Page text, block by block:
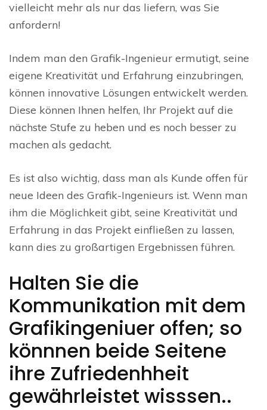
vielleicht mehr als nur das liefern, was Sie
anfordern!
Indem man den Grafik-Ingenieur ermutigt, seine
eigene Kreativität und Erfahrung einzubringen,
können innovative Lösungen entwickelt werden.
Diese können Ihnen helfen, Ihr Projekt auf die
nächste Stufe zu heben und es noch besser zu
machen als gedacht.
Es ist also wichtig, dass man als Kunde offen für
neue Ideen des Grafik-Ingenieurs ist. Wenn man
ihm die Möglichkeit gibt, seine Kreativität und
Erfahrung in das Projekt einfließen zu lassen,
kann dies zu großartigen Ergebnissen führen.
Halten Sie die
Kommunikation mit dem
Grafikingeniuer offen; so
könnnen beide Seitene
ihre Zufriedenhheit
gewährleistet wisssen..